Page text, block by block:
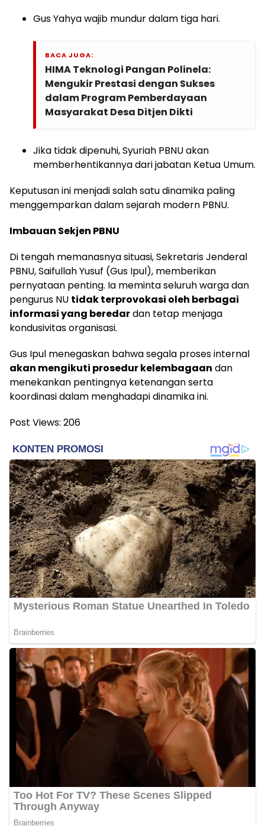
Gus Yahya wajib mundur dalam tiga hari.
BACA JUGA:
HIMA Teknologi Pangan Polinela:
Mengukir Prestasi dengan Sukses
dalam Program Pemberdayaan
Masyarakat Desa Ditjen Dikti
Jika tidak dipenuhi, Syuriah PBNU akan
memberhentikannya dari jabatan Ketua Umum.
Keputusan ini menjadi salah satu dinamika paling
menggemparkan dalam sejarah modern PBNU.
Imbauan Sekjen PBNU
Di tengah memanasnya situasi, Sekretaris Jenderal
PBNU, Saifullah Yusuf (Gus Ipul), memberikan
pernyataan penting. Ia meminta seluruh warga dan
pengurus NU tidak terprovokasi oleh berbagai
informasi yang beredardan tetap menjaga
kondusivitas organisasi.
Gus Ipul menegaskan bahwa segala proses internal
akan mengikuti prosedur kelembagaan dan
menekankan pentingnya ketenangan serta
koordinasi dalam menghadapi dinamika ini.
Post Views: 206